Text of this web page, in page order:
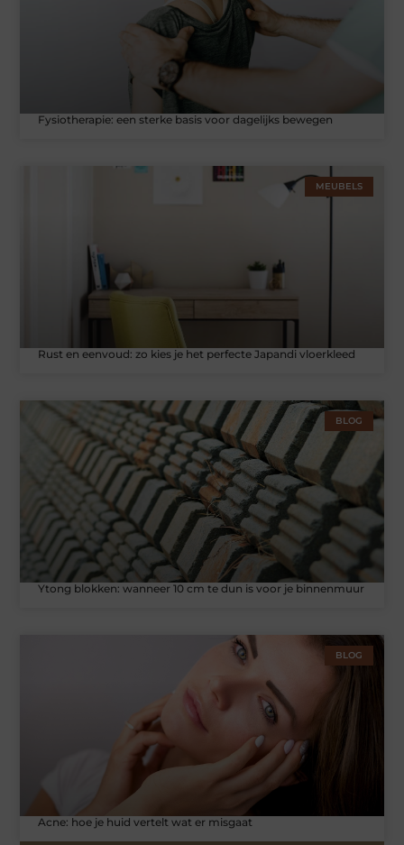
Fysiotherapie: een sterke basis voor dagelijks bewegen
MEUBELS
Rust en eenvoud: zo kies je het perfecte Japandi vloerkleed
BLOG
Ytong blokken: wanneer 10 cm te dun is voor je binnenmuur
BLOG
Acne: hoe je huid vertelt wat er misgaat